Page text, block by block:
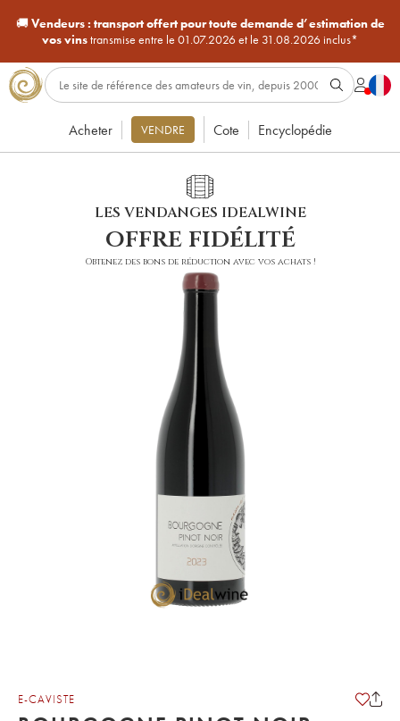
🚚Vendeurs : transport offert pour toute demande d’estimation de
vos vinstransmise entre le 01.07.2026 et le 31.08.2026 inclus*
Acheter VENDRE Cote Encyclopédie
LES VENDANGES IDEALWINE
offre fidélité
Obtenez des bons de réduction avec vos achats !
E-CAVISTE